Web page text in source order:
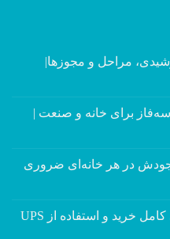
مراحل و مجوزها|
سه‌فاز برای خانه و صنعت |
در هر خانه‌ای ضروری
یوپی‌اس چیست؟ راهنمای کامل خرید و استفاده از UPS